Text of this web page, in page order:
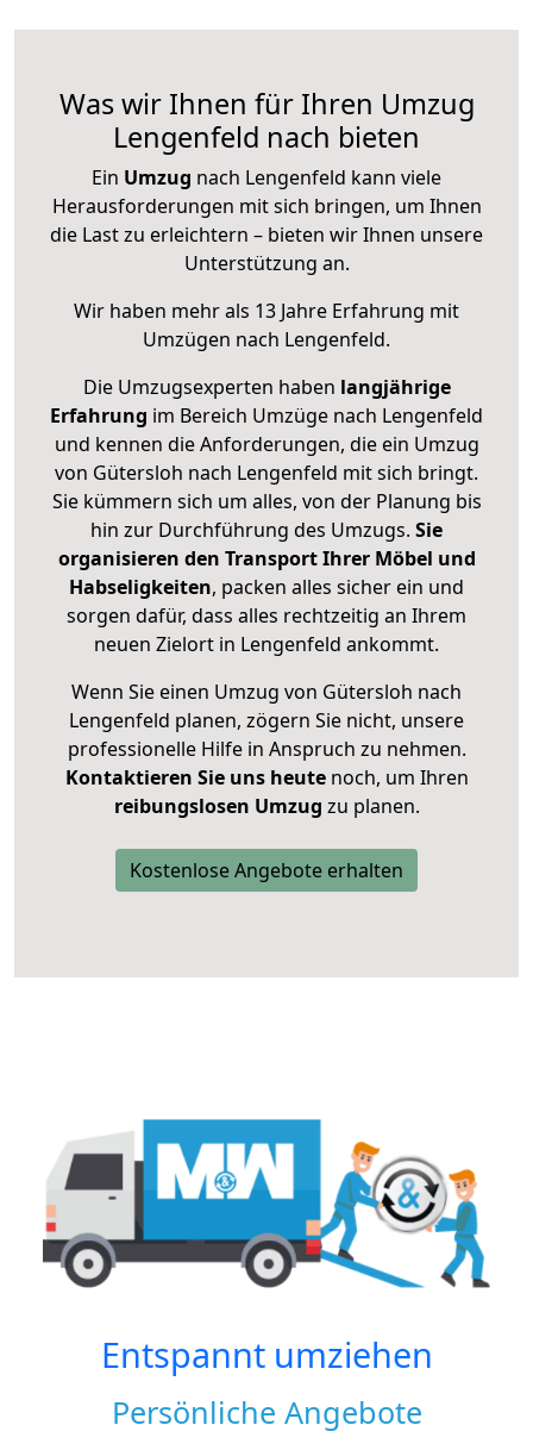
Was wir Ihnen für Ihren Umzug
Lengenfeld nach bieten
Ein Umzug nach Lengenfeld kann viele
Herausforderungen mit sich bringen, um Ihnen
die Last zu erleichtern – bieten wir Ihnen unsere
Unterstützung an.
Wir haben mehr als 13 Jahre Erfahrung mit
Umzügen nach Lengenfeld.
Die Umzugsexperten haben langjährige
Erfahrung im Bereich Umzüge nach Lengenfeld
und kennen die Anforderungen, die ein Umzug
von Gütersloh nach Lengenfeld mit sich bringt.
Sie kümmern sich um alles, von der Planung bis
hin zur Durchführung des Umzugs. Sie
organisieren den Transport Ihrer Möbel und
Habseligkeiten, packen alles sicher ein und
sorgen dafür, dass alles rechtzeitig an Ihrem
neuen Zielort in Lengenfeld ankommt.
Wenn Sie einen Umzug von Gütersloh nach
Lengenfeld planen, zögern Sie nicht, unsere
professionelle Hilfe in Anspruch zu nehmen.
Kontaktieren Sie uns heutenoch, um Ihren
reibungslosen Umzug zu planen.
Kostenlose Angebote erhalten
Entspannt umziehen
Persönliche Angebote